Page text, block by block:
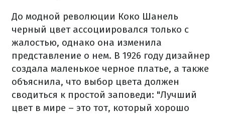
До модной революции Коко Шанель
черный цвет ассоциировался только с
жалостью, однако она изменила
представление о нем. В 1926 году дизайнер
создала маленькое черное платье, а также
объяснила, что выбор цвета должен
сводиться к простой заповеди: "Лучший
цвет в мире – это тот, который хорошо